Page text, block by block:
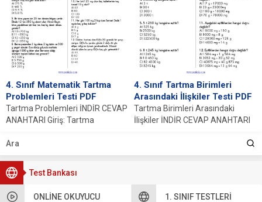
Test Bankası
ONLINE OKUYUCU 1. SINIF TESTLERI
4. Sınıf Matematik Tartma
Problemleri Testi PDF
Tartma Problemleri İNDİR CEVAP
ANAHTARI Giriş: Tartma
öğrencileri için tartma...
4. Sınıf Tartma Birimleri
Arasındaki İlişkiler Testi PDF
Tartma Birimleri Arasındaki
İlişkiler İNDİR CEVAP ANAHTARI